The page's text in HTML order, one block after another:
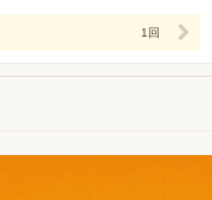
1回